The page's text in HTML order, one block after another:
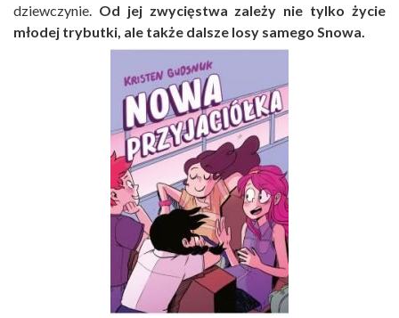
dziewczynie. Od jej zwycięstwa zależy nie tylko życie
młodej trybutki, ale także dalsze losy samego Snowa.